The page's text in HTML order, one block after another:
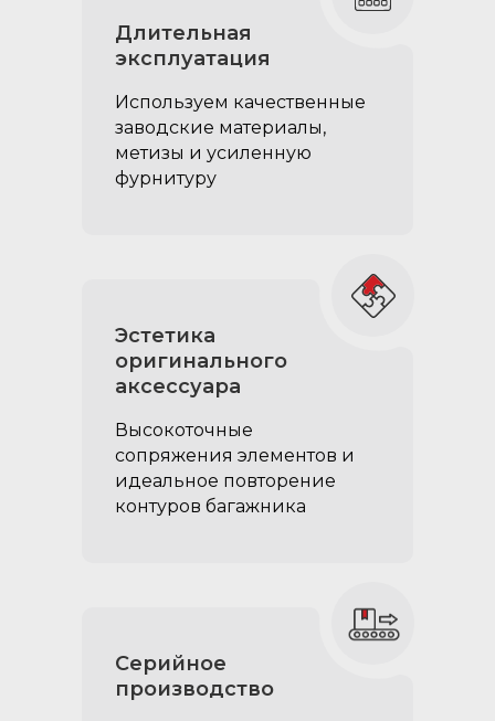
Длительная
эксплуатация
Эстетика
оригинального
аксеcсуара
Серийное
производство
Используем качественные
заводские материалы,
метизы и усиленную
фурнитуру
Высокоточные
сопряжения элементов и
идеальное повторение
контуров багажника